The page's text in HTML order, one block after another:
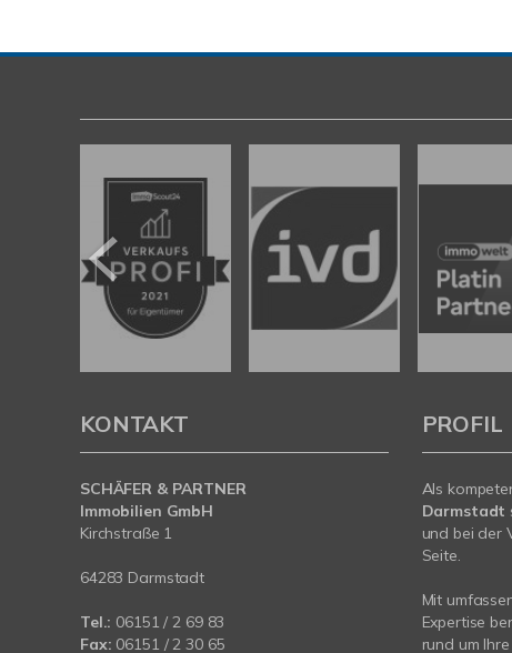
KONTAKT
SCHÄFER & PARTNER
Immobilien GmbH
Kirchstraße 1
64283 Darmstadt
Tel.: 06151 / 2 69 83
Fax: 06151 / 2 30 65
PROFIL
Als
Darmstadt
und bei der
Seite.
Mit
Expertise
rund um